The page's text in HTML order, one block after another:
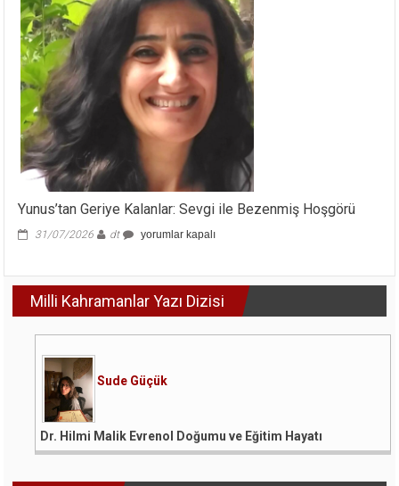
Olgusu
için
Yunus’tan Geriye Kalanlar: Sevgi ile Bezenmiş Hoşgörü
31/07/2026 dt
Yunus’tan
ile
yorumlar kapalı
Milli Kahramanlar Yazı Dizisi
Sude Güçük
Dr. Hilmi Malik Evrenol Doğumu ve Eğitim Hayatı